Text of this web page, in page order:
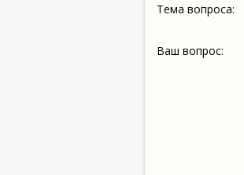
Тема вопроса:
Ваш вопрос: